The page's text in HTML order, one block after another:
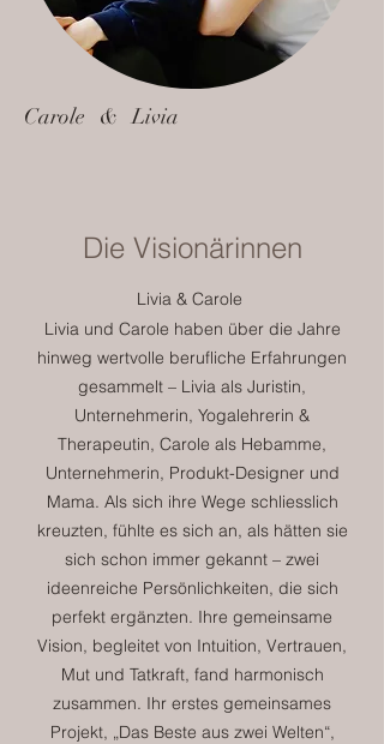
Carole & Livia
Die Visionärinnen
Livia & Carole
Livia und Carole haben über die Jahre
hinweg wertvolle berufliche Erfahrungen
gesammelt – Livia als Juristin,
Unternehmerin, Yogalehrerin &
Therapeutin, Carole als Hebamme,
Unternehmerin, Produkt-Designer und
Mama. Als sich ihre Wege schliesslich
kreuzten, fühlte es sich an, als hätten sie
sich schon immer gekannt – zwei
ideenreiche Persönlichkeiten, die sich
perfekt ergänzten. Ihre gemeinsame
Vision, begleitet von Intuition, Vertrauen,
Mut und Tatkraft, fand harmonisch
zusammen. Ihr erstes gemeinsames
Projekt, „Das Beste aus zwei Welten“,